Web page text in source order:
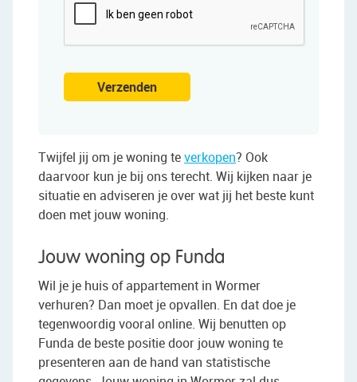
Verzenden
Twijfel jij om je woning teverkopen? Ook
daarvoor kun je bij ons terecht. Wij kijken naar je
situatie en adviseren je over wat jij het beste kunt
doen met jouw woning.
Jouw woning op Funda
Wil je je huis of appartement in Wormer
verhuren? Dan moet je opvallen. En dat doe je
tegenwoordig vooral online. Wij benutten op
Funda de beste positie door jouw woning te
presenteren aan de hand van statistische